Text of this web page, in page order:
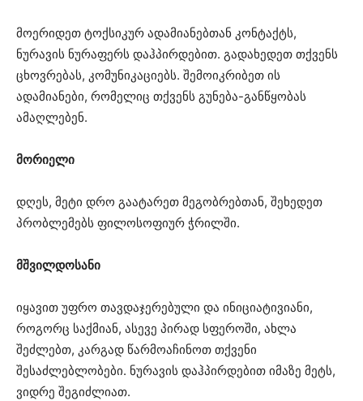
მოერიდეთ ტოქსიკურ ადამიანებთან კონტაქტს,
ნურავის ნურაფერს დაჰპირდებით. გადახედეთ თქვენს
ცხოვრებას, კომუნიკაციებს. შემოიკრიბეთ ის
ადამიანები, რომელიც თქვენს გუნება-განწყობას
ამაღლებენ.
მორიელი
დღეს, მეტი დრო გაატარეთ მეგობრებთან, შეხედეთ
პრობლემებს ფილოსოფიურ ჭრილში.
მშვილდოსანი
იყავით უფრო თავდაჯერებული და ინიციატივიანი,
როგორც საქმიან, ასევე პირად სფეროში, ახლა
შეძლებთ, კარგად წარმოაჩინოთ თქვენი
შესაძლებლობები. ნურავის დაჰპირდებით იმაზე მეტს,
ვიდრე შეგიძლიათ.